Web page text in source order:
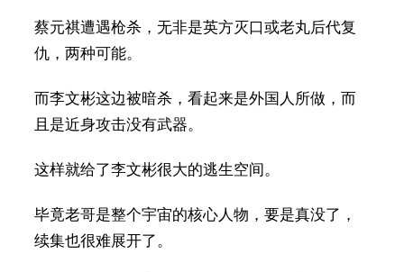
蔡元祺遭遇枪杀，无非是英方灭口或老丸后代复
仇，两种可能。
而李文彬这边被暗杀，看起来是外国人所做，而
且是近身攻击没有武器。
这样就给了李文彬很大的逃生空间。
毕竟老哥是整个宇宙的核心人物，要是真没了，
续集也很难展开了。